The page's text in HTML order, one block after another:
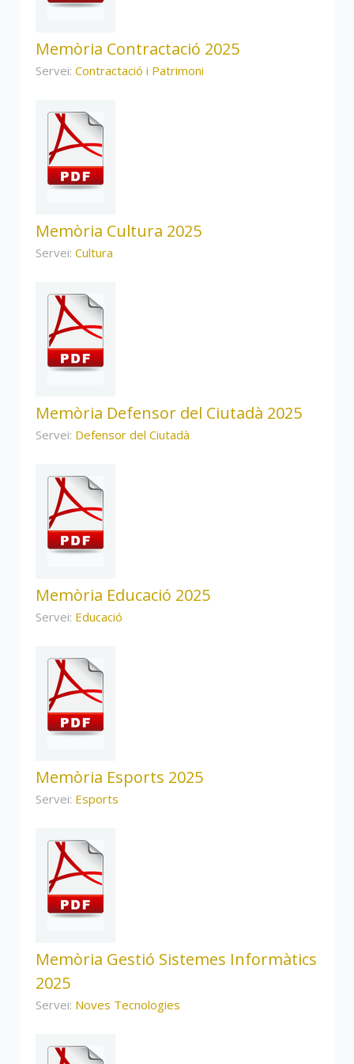
Memòria Contractació 2025
Servei: Contractació i Patrimoni
Memòria Cultura 2025
Servei: Cultura
Memòria Defensor del Ciutadà 2025
Servei: Defensor del Ciutadà
Memòria Educació 2025
Servei: Educació
Memòria Esports 2025
Servei: Esports
Memòria Gestió Sistemes Informàtics
2025
Servei: Noves Tecnologies